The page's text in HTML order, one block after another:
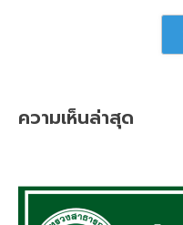
ความเห็นล่าสุด